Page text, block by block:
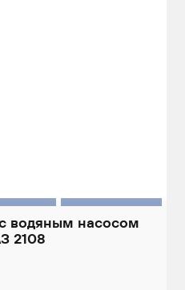
водяным насосом
2108